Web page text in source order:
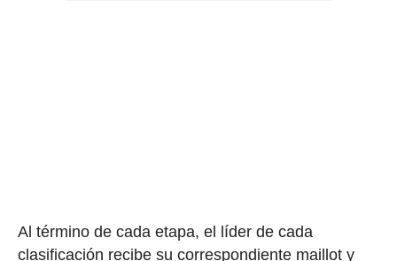
Al término de cada etapa, el líder de cada
clasificación recibe su correspondiente maillot y